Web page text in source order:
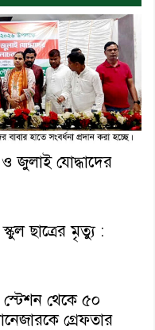
জুলাই যোদ্ধাদের
ছাত্রের মৃত্যু :
স্টেশন থেকে ৫০
গ্রেফতার